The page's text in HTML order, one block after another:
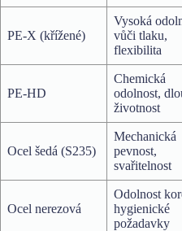
PE-X (křížené)
Vysoká
vůči tlaku,
flexibilita
PE-HD
Chemická
odolnost,
životnost
Ocel šedá (S235)
Mechanická
pevnost,
svařitelnost
Ocel nerezová
Odolnost
hygienické
požadavky